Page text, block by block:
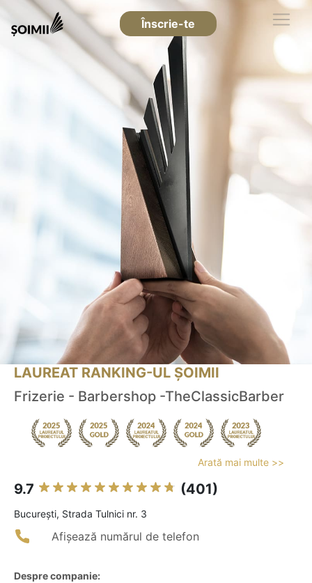
Înscrie-te
LAUREAT RANKING-UL ȘOIMII
Frizerie - Barbershop -TheClassicBarber
Arată mai multe >>
9.7 (401)
Bucureşti, Strada Tulnici nr. 3
Afișează numărul de telefon
Despre companie: